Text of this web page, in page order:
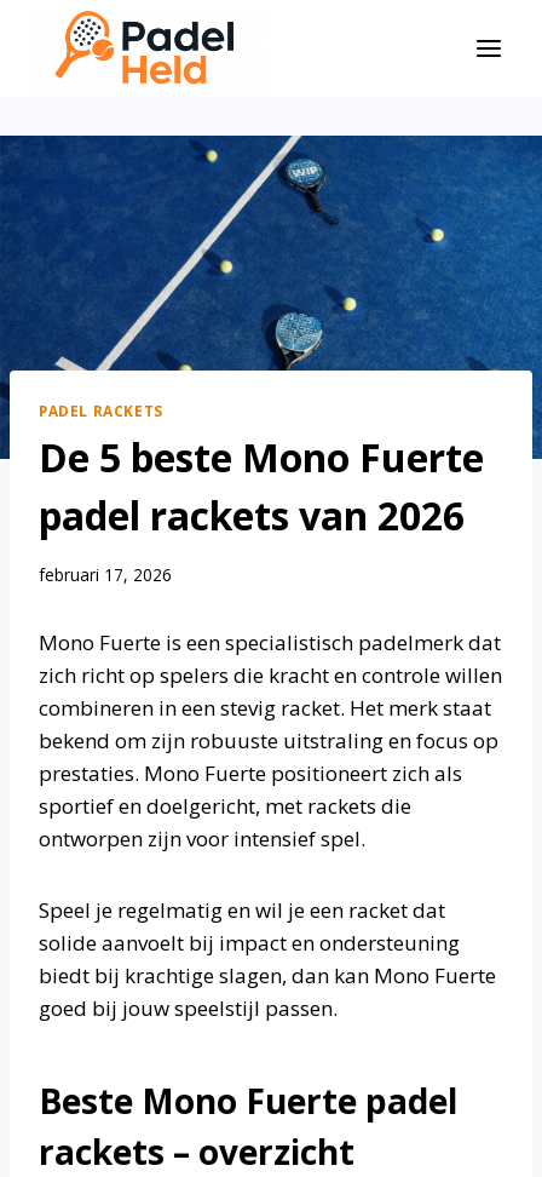
Doorgaan
inhoud
PADEL RACKETS
De 5 beste Mono Fuerte
padel rackets van 2026
februari 17, 2026
Mono Fuerte is een specialistisch padelmerk dat
zich richt op spelers die kracht en controle willen
combineren in een stevig racket. Het merk staat
bekend om zijn robuuste uitstraling en focus op
prestaties. Mono Fuerte positioneert zich als
sportief en doelgericht, met rackets die
ontworpen zijn voor intensief spel.
Speel je regelmatig en wil je een racket dat
solide aanvoelt bij impact en ondersteuning
biedt bij krachtige slagen, dan kan Mono Fuerte
goed bij jouw speelstijl passen.
Beste Mono Fuerte padel
rackets – overzicht